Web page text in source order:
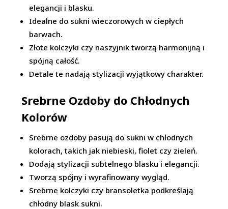
elegancji i blasku.
Idealne do sukni wieczorowych w ciepłych
barwach.
Złote kolczyki czy naszyjnik tworzą harmonijną i
spójną całość.
Detale te nadają stylizacji wyjątkowy charakter.
Srebrne Ozdoby do Chłodnych
Kolorów
Srebrne ozdoby pasują do sukni w chłodnych
kolorach, takich jak niebieski, fiolet czy zieleń.
Dodają stylizacji subtelnego blasku i elegancji.
Tworzą spójny i wyrafinowany wygląd.
Srebrne kolczyki czy bransoletka podkreślają
chłodny blask sukni.